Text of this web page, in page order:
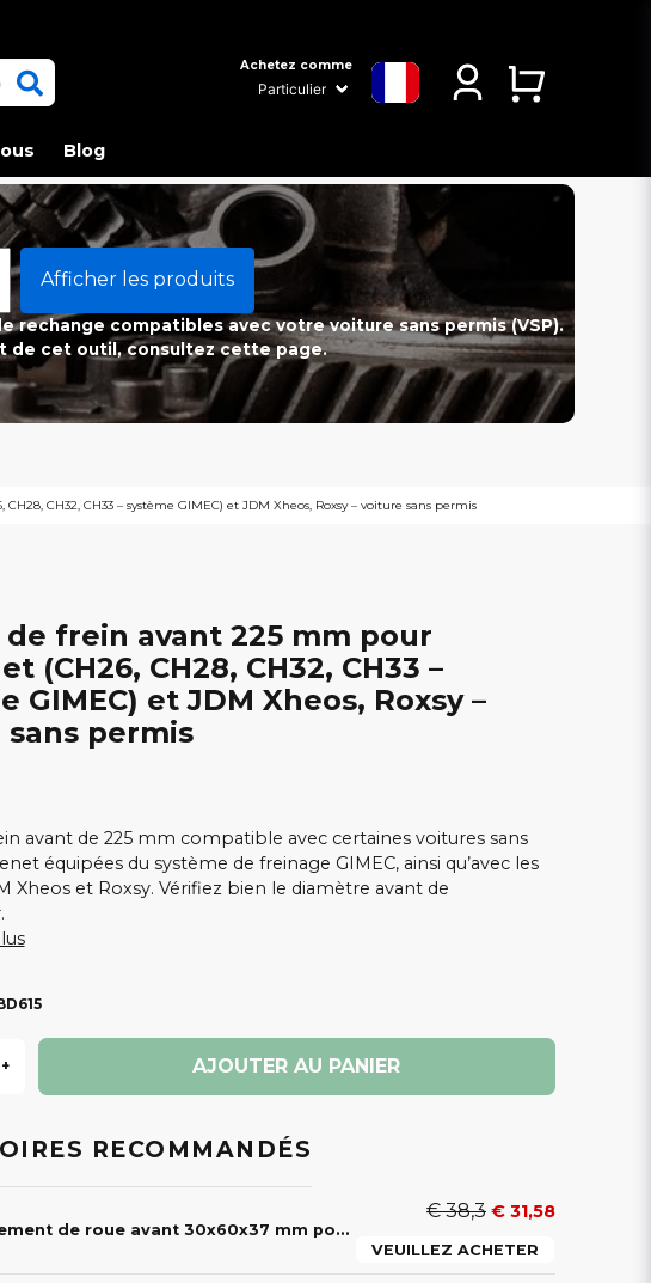
Achetez comme
Blog
Afficher les produits
rechange compatibles avec votre voiture sans permis (VSP).
de cet outil, consultez cette page.
CH32, CH33 – système GIMEC) et JDM Xheos, Roxsy – voiture sans permis
de frein avant 225 mm pour
(CH26, CH28, CH32, CH33 –
GIMEC) et JDM Xheos, Roxsy –
permis
avant de 225 mm compatible avec certaines voitures sans
équipées du système de freinage GIMEC, ainsi qu’avec les
Xheos et Roxsy. Vérifiez bien le diamètre avant de
+ AJOUTER AU PANIER
RECOMMANDÉS
Roulement de roue avant 30x60x37 mm pour Ligier, Microcar, Aixam, Chatenet, JDM, Bellier, Casalini et Grecav
€ 38,3 € 31,58
VEUILLEZ ACHETER